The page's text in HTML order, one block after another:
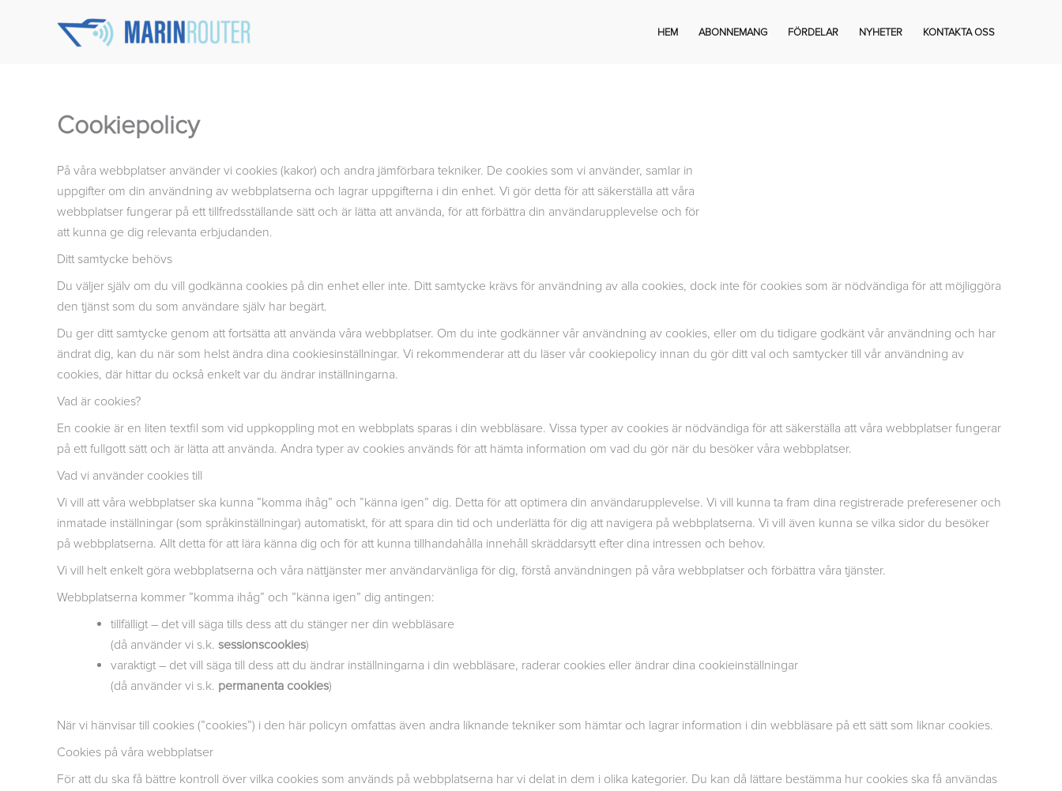
HEM ABONNEMANG FÖRDELAR NYHETER KONTAKTA OSS
Cookiepolicy
På våra webbplatser använder vi cookies (kakor) och andra jämförbara tekniker. De cookies som vi använder, samlar in
uppgifter om din användning av webbplatserna och lagrar uppgifterna i din enhet. Vi gör detta för att säkerställa att våra
webbplatser fungerar på ett tillfredsställande sätt och är lätta att använda, för att förbättra din användarupplevelse och för
att kunna ge dig relevanta erbjudanden.
Ditt samtycke behövs
Du väljer själv om du vill godkänna cookies på din enhet eller inte. Ditt samtycke krävs för användning av alla cookies, dock inte för cookies som är nödvändiga för att möjliggöra
den tjänst som du som användare själv har begärt.
Du ger ditt samtycke genom att fortsätta att använda våra webbplatser. Om du inte godkänner vår användning av cookies, eller om du tidigare godkänt vår användning och har
ändrat dig, kan du när som helst ändra dina cookiesinställningar. Vi rekommenderar att du läser vår cookiepolicy innan du gör ditt val och samtycker till vår användning av
cookies, där hittar du också enkelt var du ändrar inställningarna.
Vad är cookies?
En cookie är en liten textfil som vid uppkoppling mot en webbplats sparas i din webbläsare. Vissa typer av cookies är nödvändiga för att säkerställa att våra webbplatser fungerar
på ett fullgott sätt och är lätta att använda. Andra typer av cookies används för att hämta information om vad du gör när du besöker våra webbplatser.
Vad vi använder cookies till
Vi vill att våra webbplatser ska kunna ”komma ihåg” och ”känna igen” dig. Detta för att optimera din användarupplevelse. Vi vill kunna ta fram dina registrerade preferesener och
inmatade inställningar (som språkinställningar) automatiskt, för att spara din tid och underlätta för dig att navigera på webbplatserna. Vi vill även kunna se vilka sidor du besöker
på webbplatserna. Allt detta för att lära känna dig och för att kunna tillhandahålla innehåll skräddarsytt efter dina intressen och behov.
Vi vill helt enkelt göra webbplatserna och våra nättjänster mer användarvänliga för dig, förstå användningen på våra webbplatser och förbättra våra tjänster.
Webbplatserna kommer ”komma ihåg” och ”känna igen” dig antingen:
tillfälligt – det vill säga tills dess att du stänger ner din webbläsare
(då använder vi s.k. sessionscookies)
varaktigt – det vill säga till dess att du ändrar inställningarna i din webbläsare, raderar cookies eller ändrar dina cookieinställningar
(då använder vi s.k. permanenta cookies)
När vi hänvisar till cookies (”cookies”) i den här policyn omfattas även andra liknande tekniker som hämtar och lagrar information i din webbläsare på ett sätt som liknar cookies.
Cookies på våra webbplatser
För att du ska få bättre kontroll över vilka cookies som används på webbplatserna har vi delat in dem i olika kategorier. Du kan då lättare bestämma hur cookies ska få användas